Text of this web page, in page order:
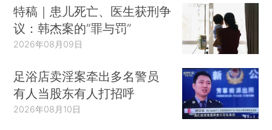
特稿｜患儿死亡、医生获刑争
议：韩杰案的“罪与罚”
2026年08月09日
足浴店卖淫案牵出多名警员
有人当股东有人打招呼
2026年08月10日